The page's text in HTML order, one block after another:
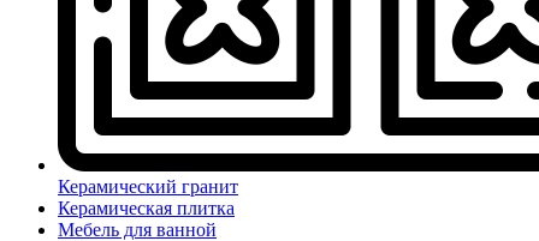
Керамический гранит
Керамическая плитка
Мебель для ванной